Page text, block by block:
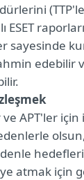
ESET
sayesinde
edebilir
APT'ler
atmak için